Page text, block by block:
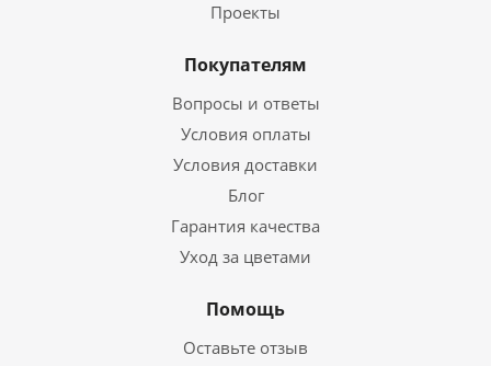
Проекты
Покупателям
Вопросы и ответы
Условия оплаты
Условия доставки
Блог
Гарантия качества
Уход за цветами
Помощь
Оставьте отзыв